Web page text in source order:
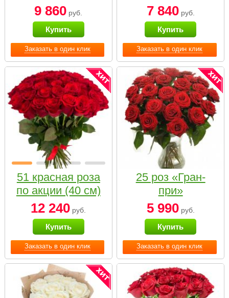
Заказать в один клик
9 860 руб.
Купить
Заказать в один клик
7 840руб.
Купить
Заказать в один клик
51 красная роза
по акции (40 см)
12 240 руб.
Купить
Заказать в один клик
25 роз «Гран-
при»
5 990руб.
Купить